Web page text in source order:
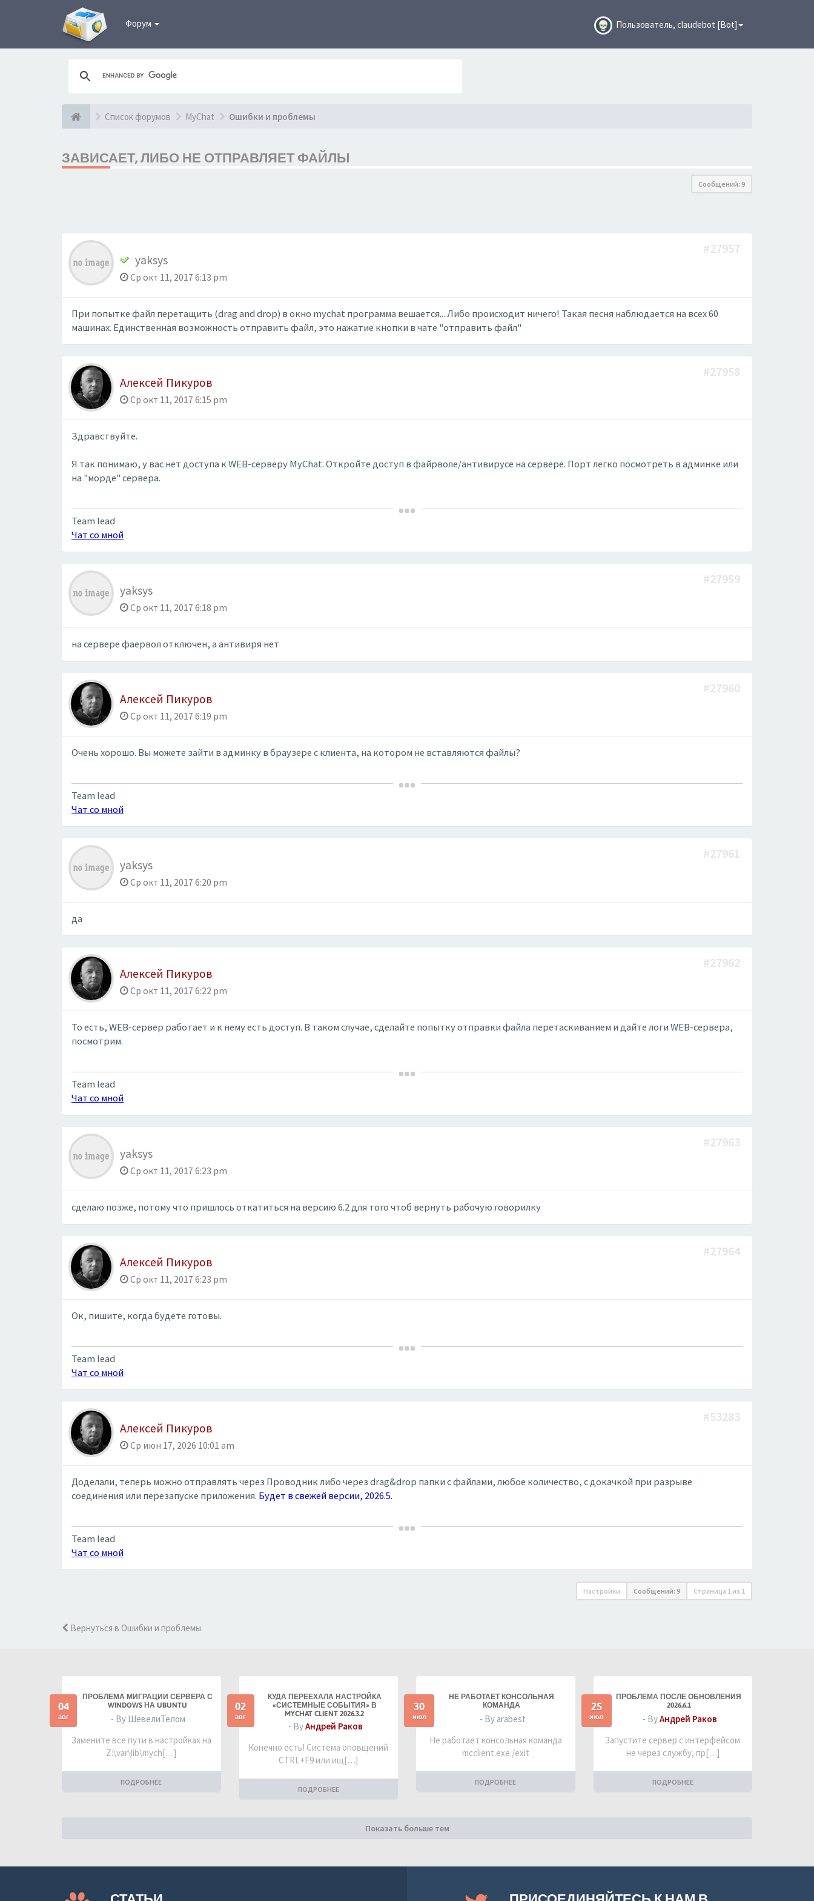
Форум Пользователь, claudebot [Bot]
Список форумов MyChat Ошибки и проблемы
ЗАВИСАЕТ, ЛИБО НЕ ОТПРАВЛЯЕТ ФАЙЛЫ
Сообщений: 9
yaksys
Ср окт 11, 2017 6:13 pm
#27957
При попытке файл перетащить (drag and drop) в окно mychat программа вешается... Либо происходит ничего! Такая песня наблюдается на всех 60
машинах. Единственная возможность отправить файл, это нажатие кнопки в чате "отправить файл"
Алексей Пикуров
Ср окт 11, 2017 6:15 pm
#27958
Здравствуйте.
Я так понимаю, у вас нет доступа к WEB-серверу MyChat. Откройте доступ в файрволе/антивирусе на сервере. Порт легко посмотреть в админке или
на "морде" сервера.
Team lead
Чат со мной
yaksys
Ср окт 11, 2017 6:18 pm
#27959
на сервере фаервол отключен, а антивиря нет
Алексей Пикуров
Ср окт 11, 2017 6:19 pm
#27960
Очень хорошо. Вы можете зайти в админку в браузере с клиента, на котором не вставляются файлы?
Team lead
Чат со мной
yaksys
Ср окт 11, 2017 6:20 pm
#27961
да
Алексей Пикуров
Ср окт 11, 2017 6:22 pm
#27962
То есть, WEB-сервер работает и к нему есть доступ. В таком случае, сделайте попытку отправки файла перетаскиванием и дайте логи WEB-сервера,
посмотрим.
Team lead
Чат со мной
yaksys
Ср окт 11, 2017 6:23 pm
#27963
сделаю позже, потому что пришлось откатиться на версию 6.2 для того чтоб вернуть рабочую говорилку
Алексей Пикуров
Ср окт 11, 2017 6:23 pm
#27964
Ок, пишите, когда будете готовы.
Team lead
Чат со мной
Алексей Пикуров
Ср июн 17, 2026 10:01 am
#53283
Доделали, теперь можно отправлять через Проводник либо через drag&drop папки с файлами, любое количество, с докачкой при разрыве
соединения или перезапуске приложения. Будет в свежей версии, 2026.5.
Team lead
Чат со мной
Настройки Сообщений: 9 Страница 1 из 1
Вернуться в Ошибки и проблемы
04
авг
ПРОБЛЕМА МИГРАЦИИ СЕРВЕРА С
WINDOWS НА UBUNTU
- By ШевелиТелом
Замените все пути в настройках на
Z:\var\lib\mych[…]
ПОДРОБНЕЕ
02
авг
КУДА ПЕРЕЕХАЛА НАСТРОЙКА
«СИСТЕМНЫЕ СОБЫТИЯ» В
MYCHAT CLIENT 2026.3.2
- ByАндрей Раков
Конечно есть! Система оповщений
CTRL+F9 или ищ[…]
ПОДРОБНЕЕ
30
июл
НЕ РАБОТАЕТ КОНСОЛЬНАЯ
КОМАНДА
- By arabest
Не работает консольная команда
mcclient.exe /exit
ПОДРОБНЕЕ
25
июл
ПРОБЛЕМА ПОСЛЕ ОБНОВЛЕНИЯ
2026.6.1
- ByАндрей Раков
Запустите сервер с интерфейсом
не через службу, пр[…]
ПОДРОБНЕЕ
Показать больше тем